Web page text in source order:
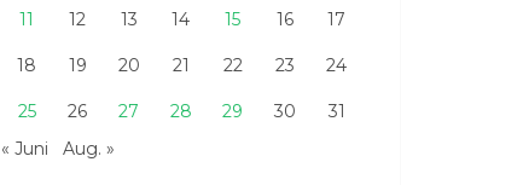
11 12 13 14 15 16 17
18 19 20 21 22 23 24
25 26 27 28 29 30
31
« Juni
Aug. »